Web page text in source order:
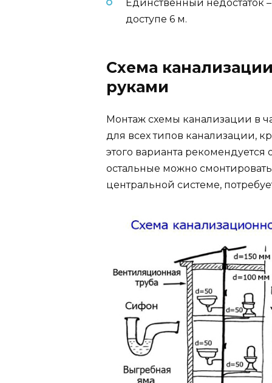
Единственный недостаток
доступе 6 м.
Схема
руками
Монтаж схемы канализации в
для всех типов канализации,
этого варианта
остальные можно
центральной системе,